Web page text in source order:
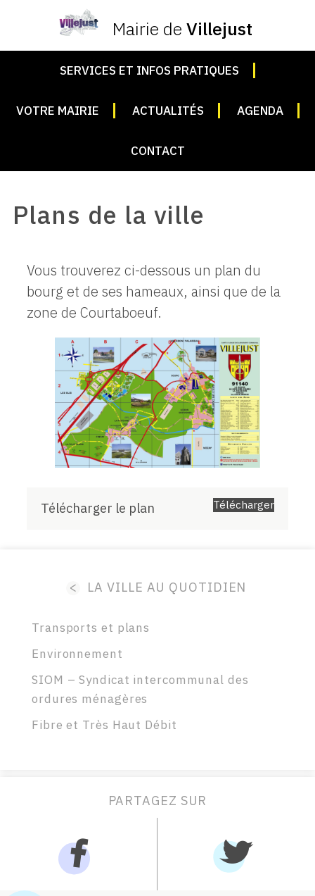
Mairie de Villejust
SERVICES ET INFOS PRATIQUES
VOTRE MAIRIE ACTUALITÉS AGENDA
CONTACT
Plans de la ville
Vous trouverez ci-dessous un plan du
bourg et de ses hameaux, ainsi que de la
zone de Courtaboeuf.
Télécharger le plan Télécharger
< LA VILLE AU QUOTIDIEN
Transports et plans
Environnement
SIOM – Syndicat intercommunal des
ordures ménagères
Fibre et Très Haut Débit
PARTAGEZ SUR